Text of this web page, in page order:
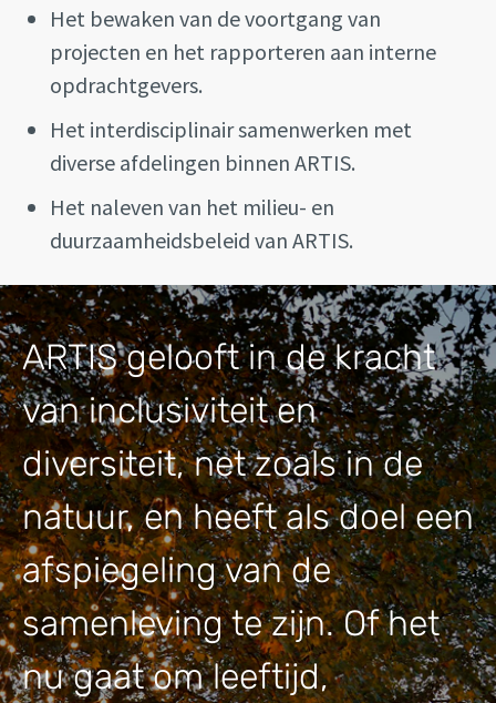
Het bewaken van de voortgang van
projecten en het rapporteren aan interne
opdrachtgevers.
Het interdisciplinair samenwerken met
diverse afdelingen binnen ARTIS.
Het naleven van het milieu- en
duurzaamheidsbeleid van ARTIS.
ARTIS gelooft in de kracht
van inclusiviteit en
diversiteit, net zoals in de
natuur, en heeft als doel een
afspiegeling van de
samenleving te zijn. Of het
nu gaat om leeftijd,